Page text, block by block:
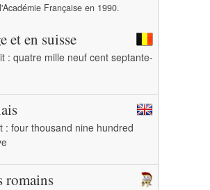
Française en 1990.
et en suisse
: quatre mille neuf cent septante-
: four thousand nine hundred
romains